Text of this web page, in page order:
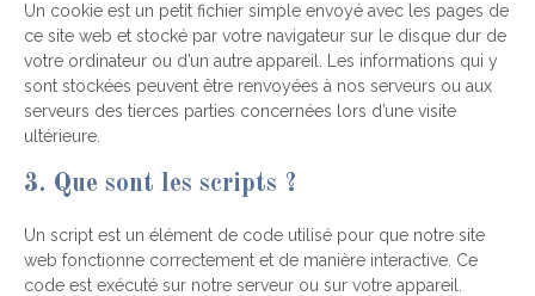
Un cookie est un petit fichier simple envoyé avec les pages de
ce site web et stocké par votre navigateur sur le disque dur de
votre ordinateur ou d’un autre appareil. Les informations qui y
sont stockées peuvent être renvoyées à nos serveurs ou aux
serveurs des tierces parties concernées lors d’une visite
ultérieure.
3. Que sont les scripts ?
Un script est un élément de code utilisé pour que notre site
web fonctionne correctement et de manière interactive. Ce
code est exécuté sur notre serveur ou sur votre appareil.